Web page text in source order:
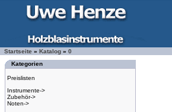
Startseite » Katalog » 0
Kategorien
Preislisten
Instrumente->
Zubehör->
Noten->